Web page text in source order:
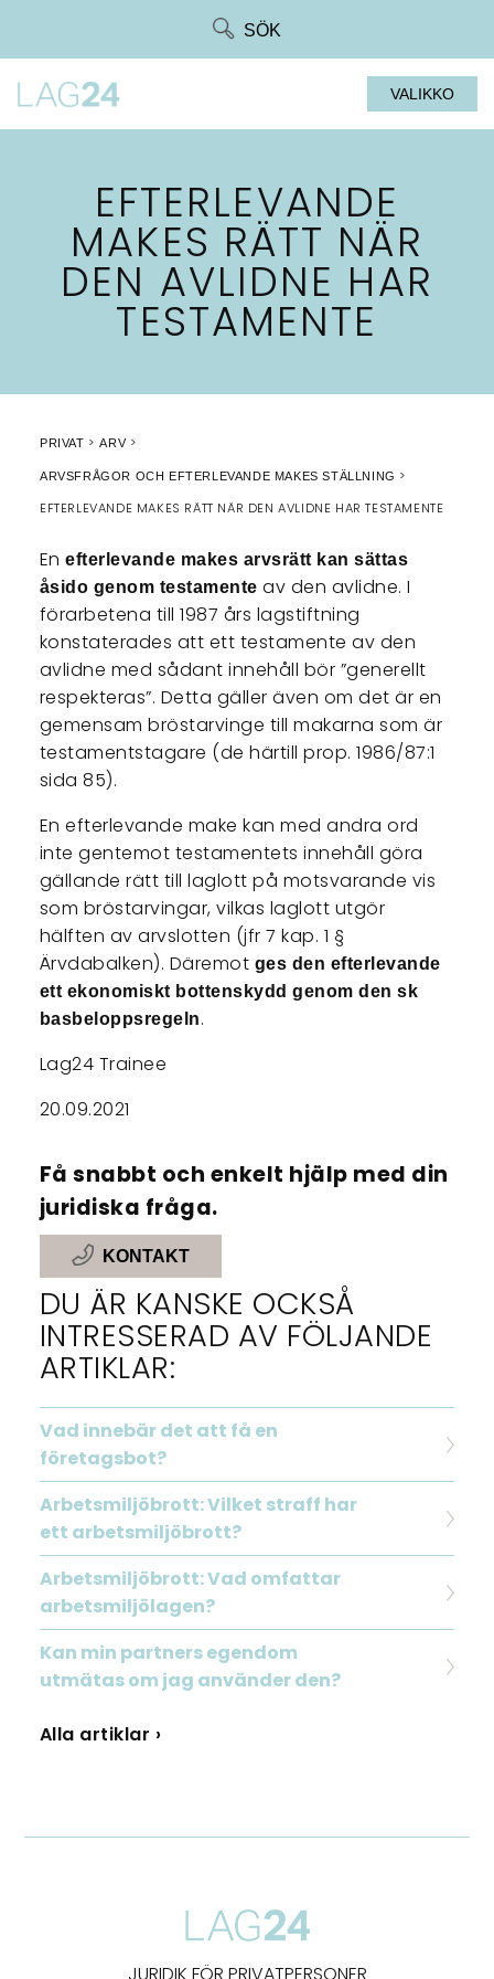
SÖK
VALIKKO
EFTERLEVANDE
MAKES RÄTT NÄR
DEN AVLIDNE HAR
TESTAMENTE
PRIVAT ARV
ARVSFRÅGOR OCH EFTERLEVANDE MAKES STÄLLNING
EFTERLEVANDE MAKES RÄTT NÄR DEN AVLIDNE HAR TESTAMENTE
Enefterlevande makes arvsrätt kan sättas
åsido genom testamenteav den avlidne. I
förarbetena till 1987 års lagstiftning
konstaterades att ett testamente av den
avlidne med sådant innehåll bör ”generellt
respekteras”. Detta gäller även om det är en
gemensam bröstarvinge till makarna som är
testamentstagare (de härtill prop. 1986/87:1
sida 85).
En efterlevande make kan med andra ord
inte gentemot testamentets innehåll göra
gällande rätt till laglott på motsvarande vis
som bröstarvingar, vilkas laglott utgör
hälften av arvslotten (jfr 7 kap. 1 §
Ärvdabalken). Däremot ges den efterlevande
ett ekonomiskt bottenskydd genom den sk
basbeloppsregeln.
Lag24 Trainee
20.09.2021
Få snabbt och enkelt hjälp med din
juridiska fråga.
KONTAKT
DU ÄR KANSKE OCKSÅ
INTRESSERAD AV FÖLJANDE
ARTIKLAR:
Vad innebär det att få en
företagsbot?
Arbetsmiljöbrott: Vilket straff har
ett arbetsmiljöbrott?
Arbetsmiljöbrott: Vad omfattar
arbetsmiljölagen?
Kan min partners egendom
utmätas om jag använder den?
Alla artiklar ›